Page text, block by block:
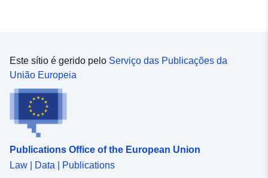
Este sítio é gerido pelo Serviço das Publicações da
União Europeia
Publications Office of the European Union
Law | Data | Publications